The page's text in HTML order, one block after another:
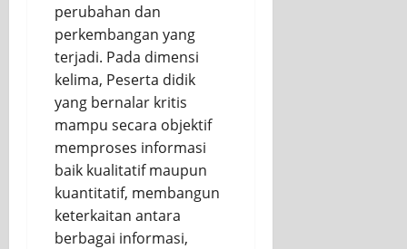
perubahan dan
perkembangan yang
terjadi. Pada dimensi
kelima, Peserta didik
yang bernalar kritis
mampu secara objektif
memproses informasi
baik kualitatif maupun
kuantitatif, membangun
keterkaitan antara
berbagai informasi,